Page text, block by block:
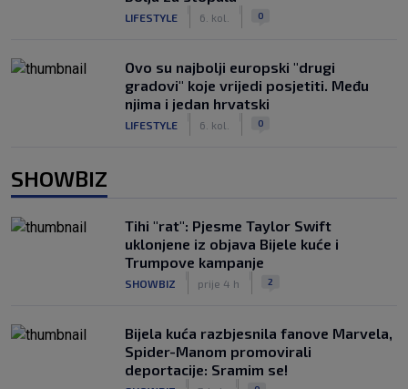
LIFESTYLE 6. kol. 0
Ovo su najbolji europski "drugi
gradovi" koje vrijedi posjetiti. Među
njima i jedan hrvatski
LIFESTYLE 6. kol. 0
SHOWBIZ
Tihi "rat": Pjesme Taylor Swift
uklonjene iz objava Bijele kuće i
Trumpove kampanje
SHOWBIZ prije 4 h 2
Bijela kuća razbjesnila fanove Marvela,
Spider-Manom promovirali
deportacije: Sramim se!